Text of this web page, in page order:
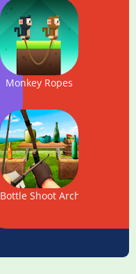
Monkey Ropes
Bottle Shoot Archery